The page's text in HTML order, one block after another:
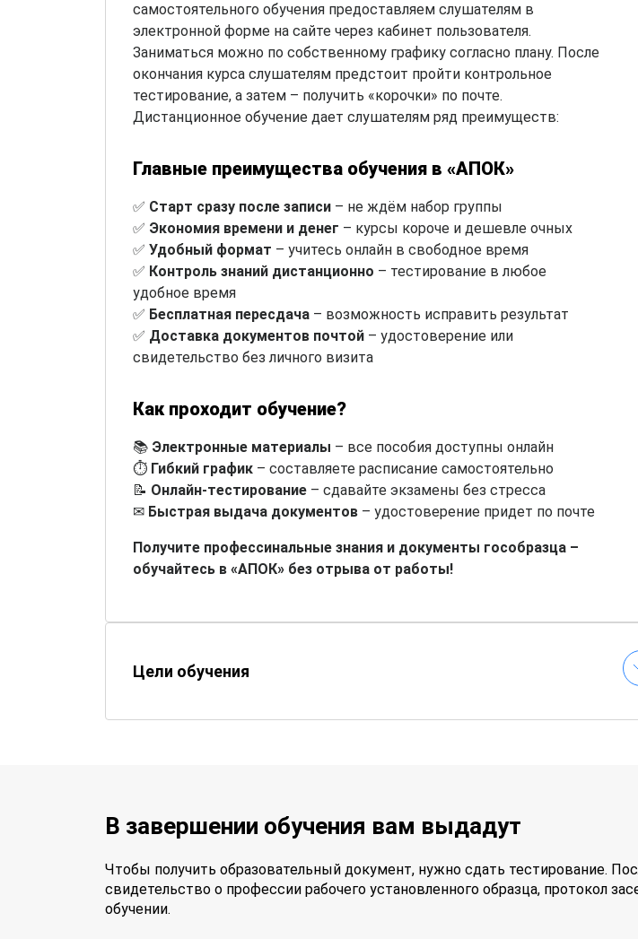
самостоятельного обучения предоставляем слушателям в
электронной форме на сайте через кабинет пользователя.
Заниматься можно по собственному графику согласно плану. После
окончания курса слушателям предстоит пройти контрольное
тестирование, а затем – получить «корочки» по почте.
Дистанционное обучение дает слушателям ряд преимуществ:
Главные преимущества обучения в «АПОК»
✅ Старт сразу после записи – не ждём набор группы
✅ Экономия времени и денег – курсы короче и дешевле очных
✅ Удобный формат – учитесь онлайн в свободное время
✅ Контроль знаний дистанционно – тестирование в любое
удобное время
✅ Бесплатная пересдача – возможность исправить результат
✅ Доставка документов почтой – удостоверение или
свидетельство без личного визита
Как проходит обучение?
📚 Электронные материалы – все пособия доступны онлайн
⏱ Гибкий график – составляете расписание самостоятельно
📝 Онлайн-тестирование – сдавайте экзамены без стресса
✉ Быстрая выдача документов – удостоверение придет по почте
Получите профессинальные знания и документы гособразца –
обучайтесь в «АПОК» без отрыва от работы!
Цели обучения
В завершении обучения вам выдадут
Чтобы получить образовательный документ, нужно сдать тестирование.
свидетельство о профессии рабочего установленного образца, протокол
обучении.